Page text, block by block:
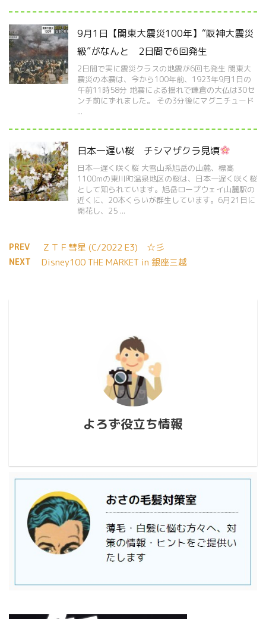
9月1日【関東大震災100年】“阪神大震災
級”がなんと 2日間で6回発生
2日間で実に震災クラスの地震が6回も発生 関東大
震災の本震は、今から100年前、1923年9月1日の
午前11時58分 地震による揺れで鎌倉の大仏は30セ
ンチ前にずれました。 その3分後にマグニチュード
...
日本一遅い桜 チシマザクラ見頃
日本一遅く咲く桜 大雪山系旭岳の山麓、標高
1100mの東川町温泉地区の桜は、日本一遅く咲く桜
として知られています。旭岳ロープウェイ山麓駅の
近くに、20本くらいが群生しています。6月21日に
開花し、25 ...
PREV ＺＴＦ彗星 (C/2022 E3) ☆彡
NEXT Disney100 THE MARKET in 銀座三越
よろず役立ち情報